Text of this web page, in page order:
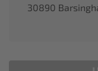
30890